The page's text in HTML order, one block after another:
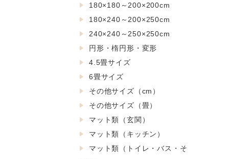
180×180～200×200cm
180×240～200×250cm
240×240～250×250cm
円形・楕円形・変形
4.5畳サイズ
6畳サイズ
その他サイズ（cm）
その他サイズ（畳）
マット類（玄関）
マット類（キッチン）
マット類（トイレ・バス・そ